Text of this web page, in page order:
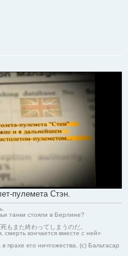
пулeмeтa Стэн.
танки стояли в Берлине?
もまた終わってしまうのだ。
смерть кончается вместе с ней»
прахе его ничтожества. (с) Бальтасар